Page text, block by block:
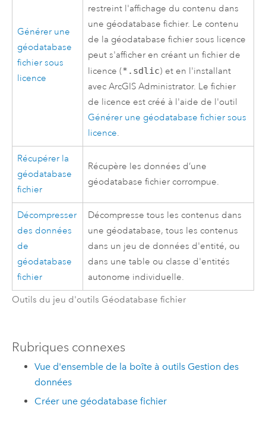
Générer une
géodatabase
fichier sous
licence
restreint l'affichage du contenu dans
une géodatabase fichier. Le contenu
de la géodatabase fichier sous licence
peut s'afficher en créant un fichier de
licence (*.sdlic) et en l'installant
avec ArcGIS Administrator. Le fichier
de licence est créé à l'aide de l'outil
Générer une géodatabase fichier sous
licence.
Récupérer la
géodatabase
fichier
Récupère les données d’une
géodatabase fichier corrompue.
Décompresser
des données
de
géodatabase
fichier
Décompresse tous les contenus dans
une géodatabase, tous les contenus
dans un jeu de données d'entité, ou
dans une table ou classe d'entités
autonome individuelle.
Outils du jeu d'outils Géodatabase fichier
Rubriques connexes
Vue d'ensemble de la boîte à outils Gestion des
données
Créer une géodatabase fichier